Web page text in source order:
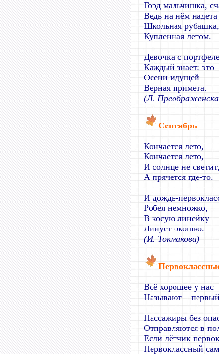
Горд мальчишка,
Ведь на нём надета
Школьная рубашка,
Купленная летом.
Девочка с
Каждый знает: это
Осени идущей
Верная примета.
(Л.
Сентябрь
Кончается лето,
Кончается лето,
И солнце не светит,
А прячется где-то.
И дождь-
Робея немножко,
В косую линейку
Линует окошко.
(И. Токмакова)
Всё хорошее у нас
Называют –
Пассажиры без
Отправляются в
Если лётчик
Первоклассный